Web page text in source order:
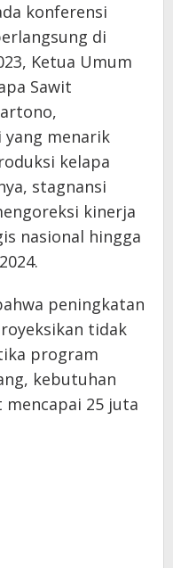
konferensi
di
Ketua Umum
Sawit
yang menarik
kelapa
stagnansi
kinerja
nasional hingga
peningkatan
tidak
program
kebutuhan
25 juta